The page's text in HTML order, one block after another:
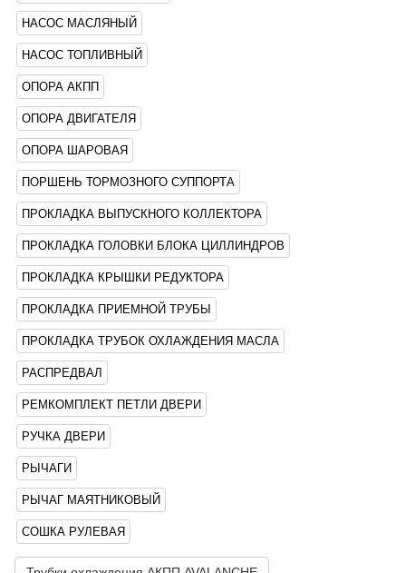
НАСОС МАСЛЯНЫЙ
НАСОС ТОПЛИВНЫЙ
ОПОРА АКПП
ОПОРА ДВИГАТЕЛЯ
ОПОРА ШАРОВАЯ
ПОРШЕНЬ ТОРМОЗНОГО СУППОРТА
ПРОКЛАДКА ВЫПУСКНОГО КОЛЛЕКТОРА
ПРОКЛАДКА ГОЛОВКИ БЛОКА ЦИЛЛИНДРОВ
ПРОКЛАДКА КРЫШКИ РЕДУКТОРА
ПРОКЛАДКА ПРИЕМНОЙ ТРУБЫ
ПРОКЛАДКА ТРУБОК ОХЛАЖДЕНИЯ МАСЛА
РАСПРЕДВАЛ
РЕМКОМПЛЕКТ ПЕТЛИ ДВЕРИ
РУЧКА ДВЕРИ
РЫЧАГИ
РЫЧАГ МАЯТНИКОВЫЙ
СОШКА РУЛЕВАЯ